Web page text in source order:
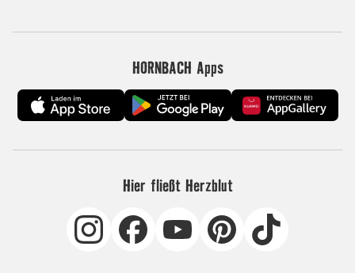
HORNBACH Apps
Hier fließt Herzblut